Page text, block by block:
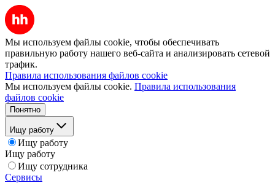
Мы используем файлы cookie, чтобы обеспечивать
правильную работу нашего веб-сайта и анализировать сетевой
трафик.
Правила использования файлов cookie
Мы используем файлы cookie. Правила использования
файлов cookie
Понятно
Ищу работу
Ищу работу
Ищу работу
Ищу сотрудника
Сервисы